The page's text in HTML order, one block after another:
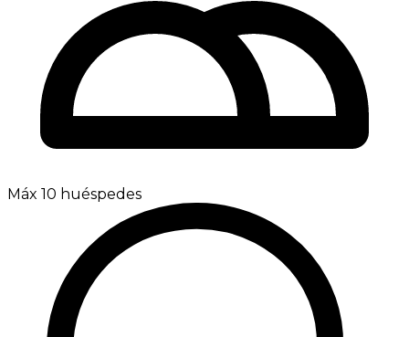
Máx 10 huéspedes